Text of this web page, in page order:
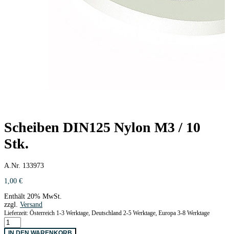
Scheiben DIN125 Nylon M3 / 10
Stk.
A.Nr. 133973
1,00 €
Enthält 20% MwSt.
zzgl. Versand
Lieferzeit: Österreich 1-3 Werktage, Deutschland 2-5 Werktage, Europa 3-8 Werktage
Scheiben
DIN125